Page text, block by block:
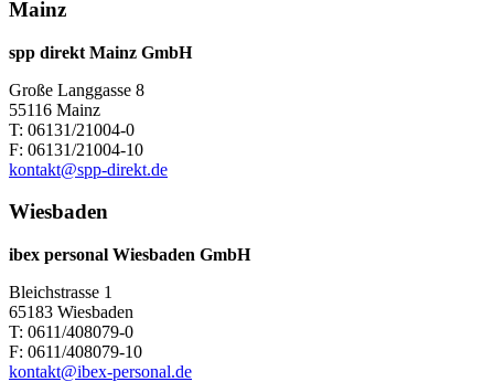
Mainz
spp direkt Mainz GmbH
Große Langgasse 8
55116 Mainz
T: 06131/21004-0
F: 06131/21004-10
kontakt@spp-direkt.de
Wiesbaden
ibex personal Wiesbaden GmbH
Bleichstrasse 1
65183 Wiesbaden
T: 0611/408079-0
F: 0611/408079-10
kontakt@ibex-personal.de